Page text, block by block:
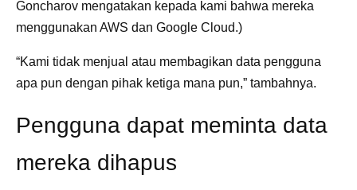
Goncharov mengatakan kepada kami bahwa mereka
menggunakan AWS dan Google Cloud.)
“Kami tidak menjual atau membagikan data pengguna
apa pun dengan pihak ketiga mana pun,” tambahnya.
Pengguna dapat meminta data
mereka dihapus